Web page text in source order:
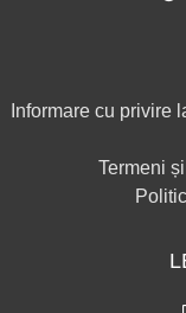
Informare cu privire
Termeni